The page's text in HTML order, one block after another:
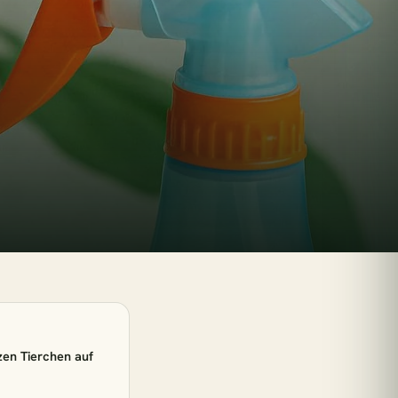
Tierchen auf